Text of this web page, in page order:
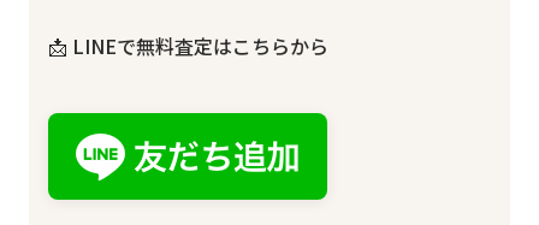
📩 LINEで無料査定はこちらから